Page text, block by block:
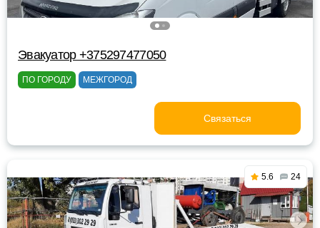
Эвакуатор +375297477050
ПО ГОРОДУ МЕЖГОРОД
Связаться
5.6 24